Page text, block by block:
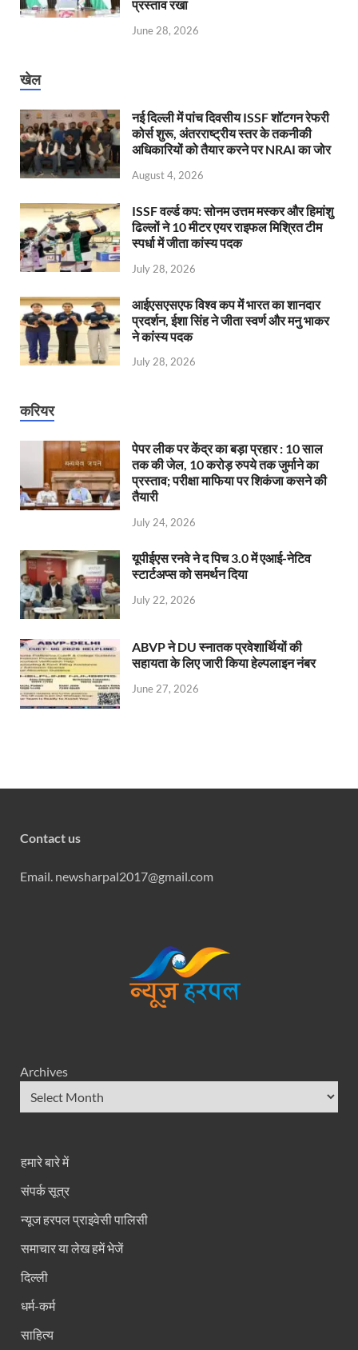
प्रस्ताव रखा
June 28, 2026
खेल
नई दिल्ली में पांच दिवसीय ISSF शॉटगन रेफरी
कोर्स शुरू, अंतरराष्ट्रीय स्तर के तकनीकी
अधिकारियों को तैयार करने पर NRAI का जोर
August 4, 2026
ISSF वर्ल्ड कप: सोनम उत्तम मस्कर और हिमांशु
ढिल्लों ने 10 मीटर एयर राइफल मिश्रित टीम
स्पर्धा में जीता कांस्य पदक
July 28, 2026
आईएसएसएफ विश्व कप में भारत का शानदार
प्रदर्शन, ईशा सिंह ने जीता स्वर्ण और मनु भाकर
ने कांस्य पदक
July 28, 2026
करियर
पेपर लीक पर केंद्र का बड़ा प्रहार : 10 साल
तक की जेल, 10 करोड़ रुपये तक जुर्माने का
प्रस्ताव; परीक्षा माफिया पर शिकंजा कसने की
तैयारी
July 24, 2026
यूपीईएस रनवे ने द पिच 3.0 में एआई-नेटिव
स्टार्टअप्स को समर्थन दिया
July 22, 2026
ABVP ने DU स्नातक प्रवेशार्थियों की
सहायता के लिए जारी किया हेल्पलाइन नंबर
June 27, 2026
Contact us
Email. newsharpal2017@gmail.com
Archives
हमारे बारे में
संपर्क सूत्र
न्यूज हरपल प्राइवेसी पालिसी
समाचार या लेख हमें भेजें
दिल्ली
धर्म-कर्म
साहित्य